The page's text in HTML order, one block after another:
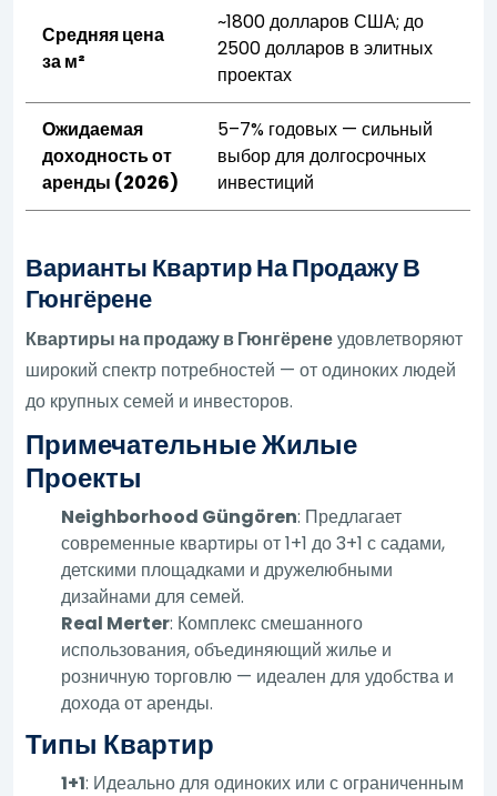
Средняя цена
за м²
~1800 долларов США; до
2500 долларов в элитных
проектах
Ожидаемая
доходность от
аренды (2026)
5–7% годовых — сильный
выбор для долгосрочных
инвестиций
Варианты Квартир На Продажу В
Гюнгёрене
Квартиры на продажу в Гюнгёренеудовлетворяют
широкий спектр потребностей — от одиноких людей
до крупных семей и инвесторов.
Примечательные Жилые
Проекты
Neighborhood Güngören: Предлагает
современные квартиры от 1+1 до 3+1 с садами,
детскими площадками и дружелюбными
дизайнами для семей.
Real Merter: Комплекс смешанного
использования, объединяющий жилье и
розничную торговлю — идеален для удобства и
дохода от аренды.
Типы Квартир
1+1: Идеально для одиноких или с ограниченным